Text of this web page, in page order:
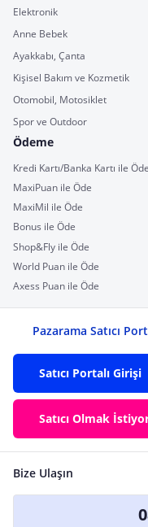
Elektronik
Anne Bebek
Ayakkabı, Çanta
Kişisel Bakım ve Kozmetik
Otomobil, Motosiklet
Spor ve Outdoor
Ödeme
Kredi Kartı/Banka Kartı ile Öde
MaxiPuan ile Öde
MaxiMil ile Öde
Bonus ile Öde
Shop&Fly ile Öde
World Puan ile Öde
Axess Puan ile Öde
Pazarama Satıcı
Satıcı Portalı Girişi
Satıcı Olmak
Bize Ulaşın